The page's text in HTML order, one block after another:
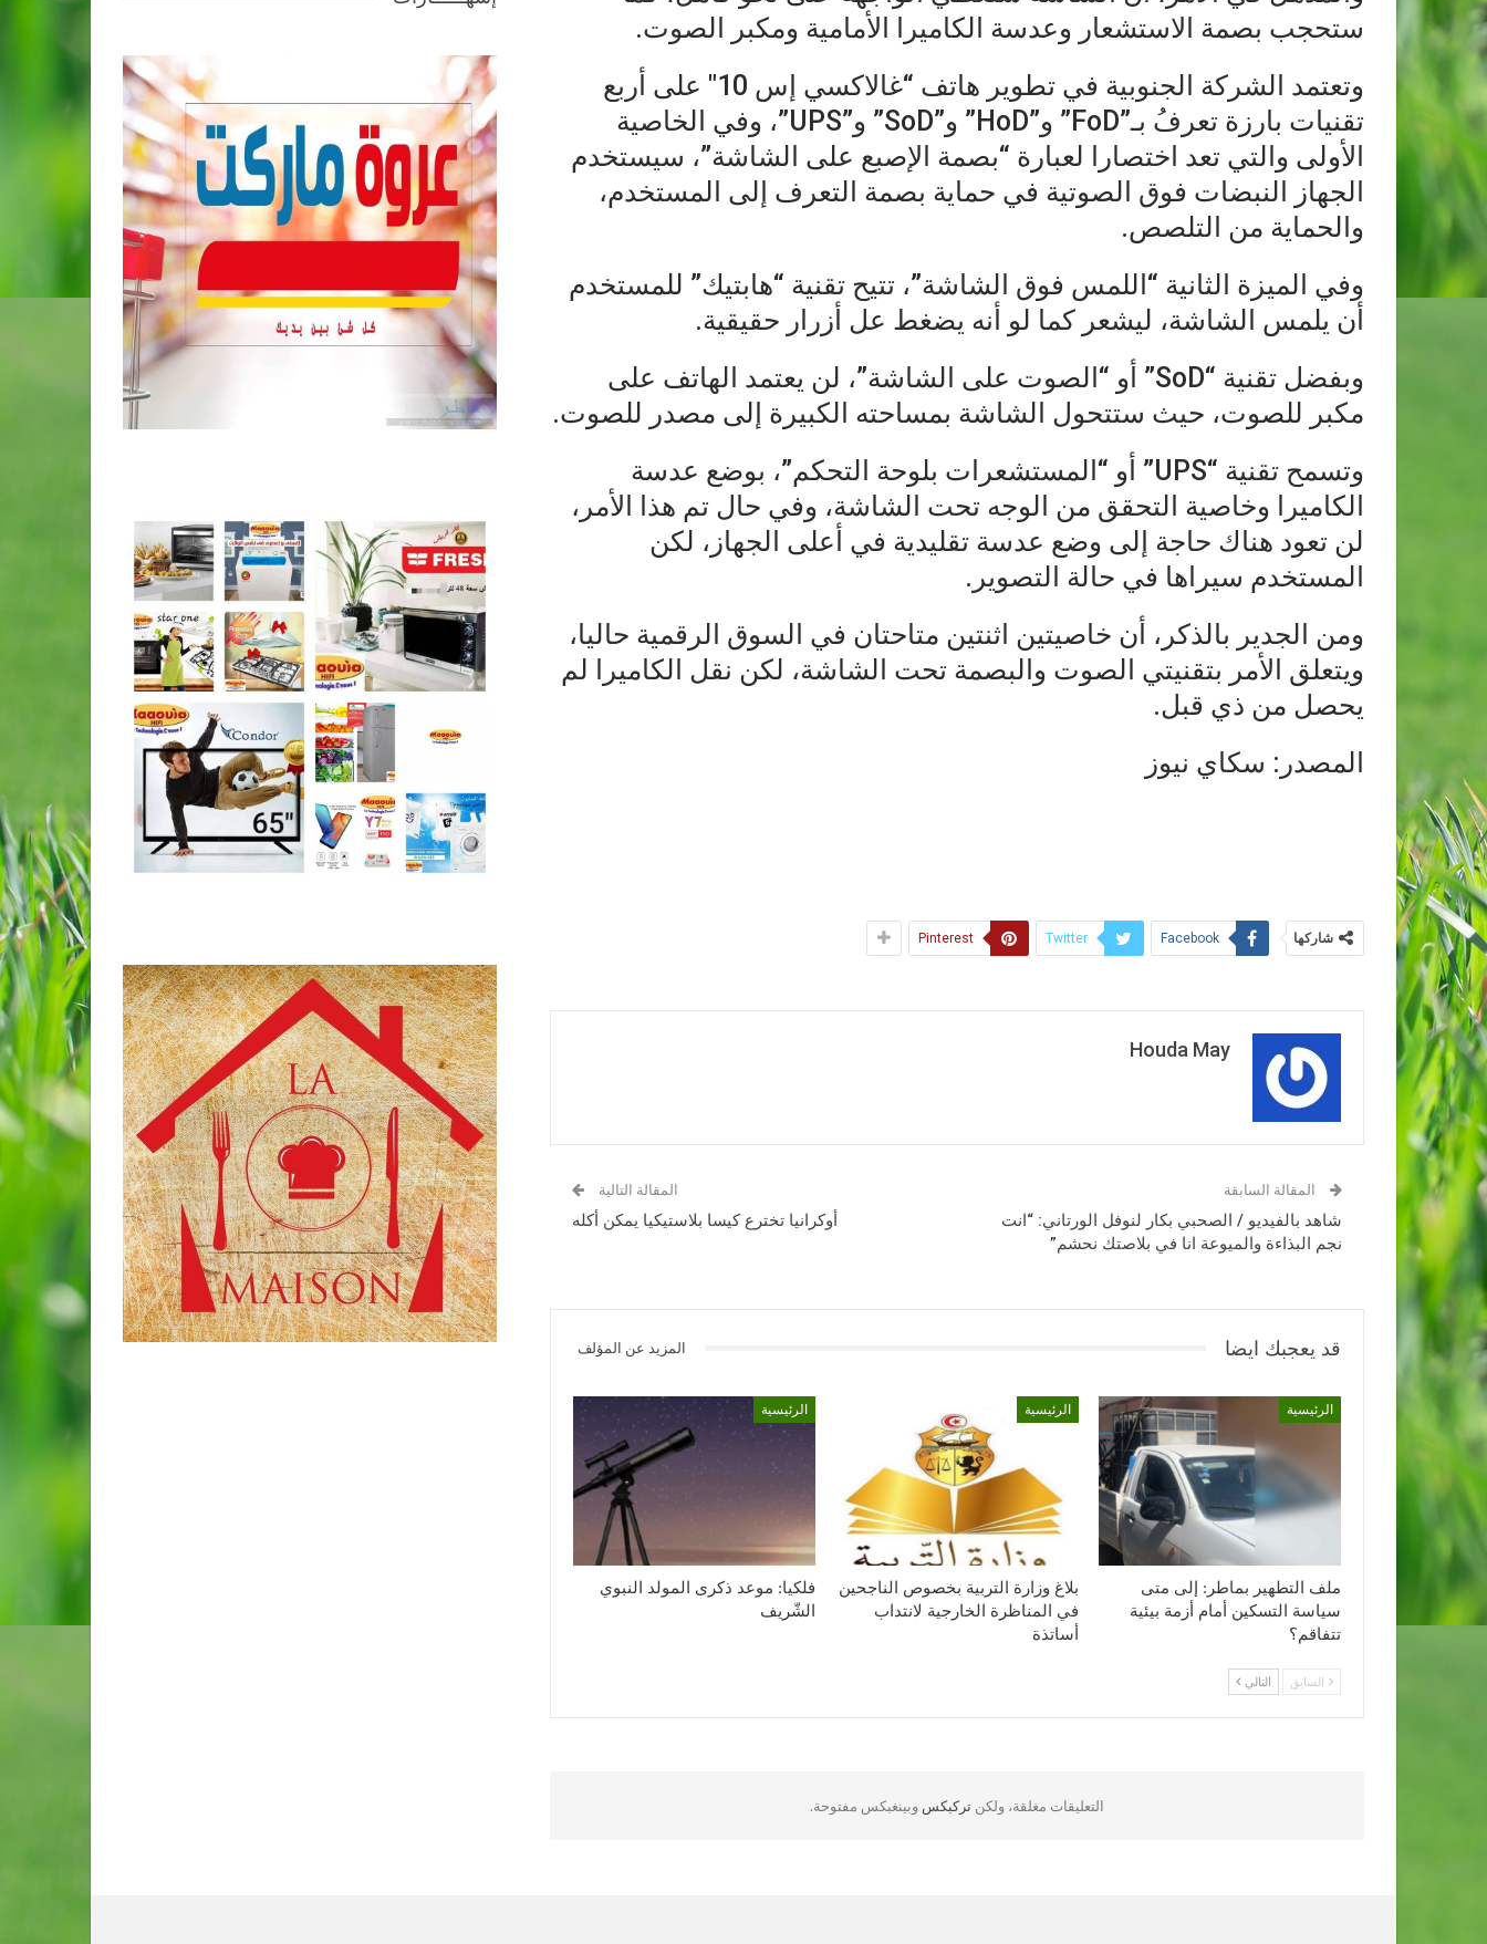
ستحجب بصمة الاستشعار وعدسة الكاميرا الأمامية ومكبر الصوت.
وتعتمد الشركة الجنوبية في تطوير هاتف “غالاكسي إس 10″ على أربع
تقنيات بارزة تعرفُ بـ”FoD” و”HoD” و”SoD” و”UPS”، وفي الخاصية
الأولى والتي تعد اختصارا لعبارة “بصمة الإصبع على الشاشة”، سيستخدم
الجهاز النبضات فوق الصوتية في حماية بصمة التعرف إلى المستخدم،
والحماية من التلصص.
وفي الميزة الثانية “اللمس فوق الشاشة”، تتيح تقنية “هابتيك” للمستخدم
أن يلمس الشاشة، ليشعر كما لو أنه يضغط عل أزرار حقيقية.
وبفضل تقنية “SoD” أو “الصوت على الشاشة”، لن يعتمد الهاتف على
مكبر للصوت، حيث ستتحول الشاشة بمساحته الكبيرة إلى مصدر للصوت.
وتسمح تقنية “UPS” أو “المستشعرات بلوحة التحكم”، بوضع عدسة
الكاميرا وخاصية التحقق من الوجه تحت الشاشة، وفي حال تم هذا الأمر،
لن تعود هناك حاجة إلى وضع عدسة تقليدية في أعلى الجهاز، لكن
المستخدم سيراها في حالة التصوير.
ومن الجدير بالذكر، أن خاصيتين اثنتين متاحتان في السوق الرقمية حاليا،
ويتعلق الأمر بتقنيتي الصوت والبصمة تحت الشاشة، لكن نقل الكاميرا لم
يحصل من ذي قبل.
المصدر: سكاي نيوز
شاركها Facebook
Twitter
Pinterest
Houda May
المقالة السابقة
شاهد بالفيديو / الصحبي بكار لنوفل الورتاني: “انت
نجم البذاءة والميوعة انا في بلاصتك نحشم”
المقالة التالية
أوكرانيا تخترع كيسا بلاستيكيا يمكن أكله
قد يعجبك ايضا المزيد عن المؤلف
الرئيسية
ملف التطهير بماطر: إلى متى
سياسة التسكين أمام أزمة بيئية
تتفاقم؟
الرئيسية
بلاغ وزارة التربية بخصوص الناجحين
في المناظرة الخارجية لانتداب
أساتذة
الرئيسية
فلكيا: موعد ذكرى المولد النبوي
الشّريف
السابق التالي
التعليقات مغلقة، ولكن تركبكس وبينغبكس مفتوحة.